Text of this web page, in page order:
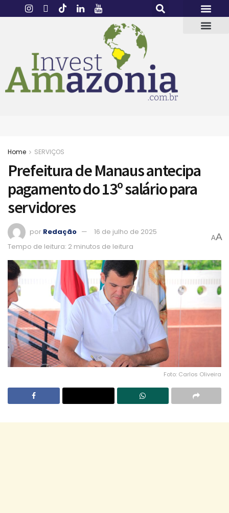
Home SERVIÇOS
Prefeitura de Manaus antecipa
pagamento do 13º salário para
servidores
por Redação
16 de julho de 2025
Tempo de leitura: 2 minutos de leitura
AA
Foto: Carlos Oliveira